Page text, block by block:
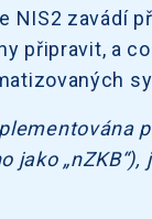
zavádí
připravit, a